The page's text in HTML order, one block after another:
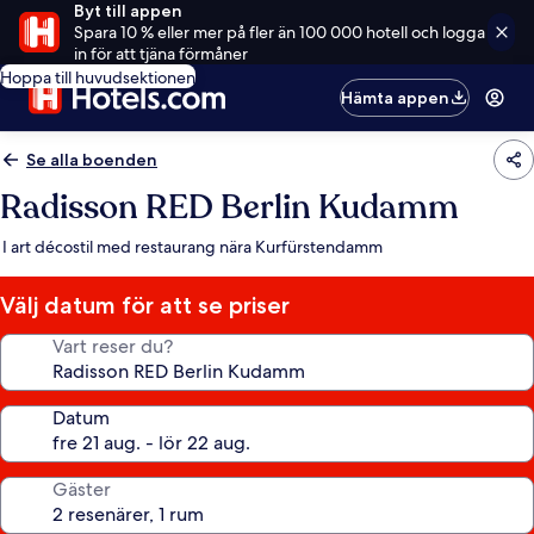
Byt till appen
Spara 10 % eller mer på fler än 100 000 hotell och logga
in för att tjäna förmåner
Hoppa till huvudsektionen
Hämta appen
Se alla boenden
Radisson RED Berlin Kudamm
I art décostil med restaurang nära Kurfürstendamm
Välj datum för att se priser
Vart reser du?
Datum
Gäster